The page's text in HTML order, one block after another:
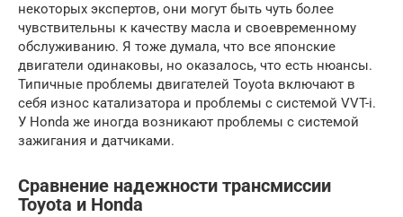
некоторых экспертов, они могут быть чуть более
чувствительны к качеству масла и своевременному
обслуживанию. Я тоже думала, что все японские
двигатели одинаковы, но оказалось, что есть нюансы.
Типичные проблемы двигателей Toyota включают в
себя износ катализатора и проблемы с системой VVT-i.
У Honda же иногда возникают проблемы с системой
зажигания и датчиками.
Сравнение надежности трансмиссии
Toyota и Honda